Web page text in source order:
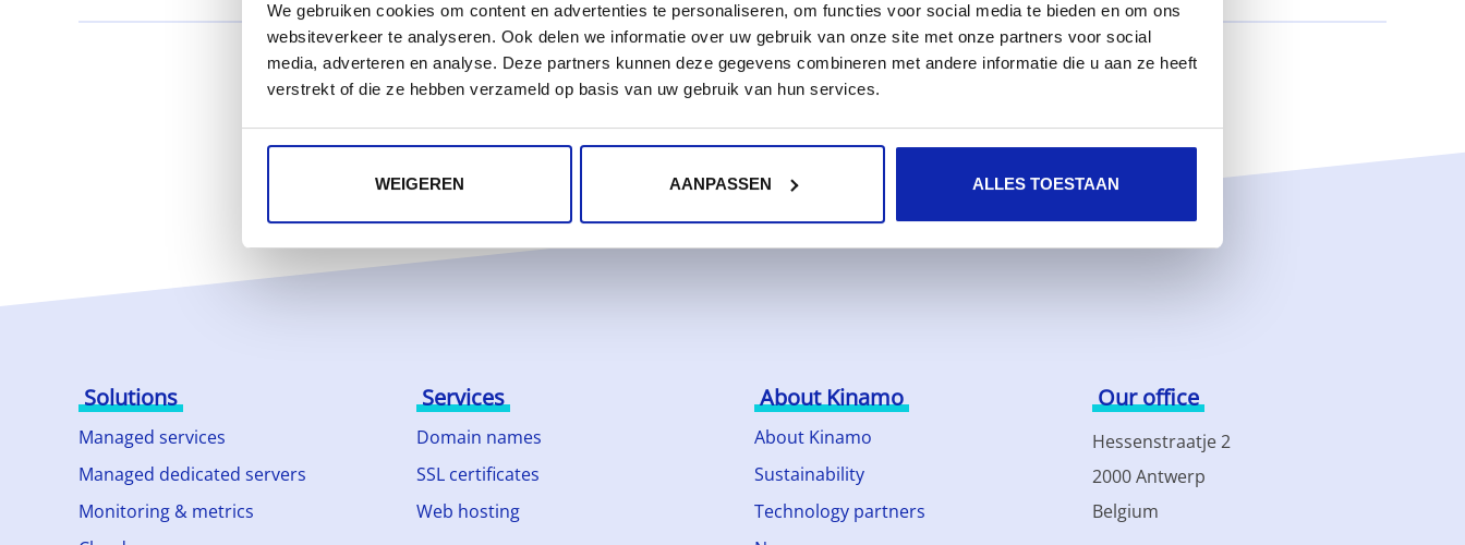
We gebruiken cookies om content en advertenties te personaliseren, om functies voor social media te bieden en om ons
websiteverkeer te analyseren. Ook delen we informatie over uw gebruik van onze site met onze partners voor social
media, adverteren en analyse. Deze partners kunnen deze gegevens combineren met andere informatie die u aan ze heeft
verstrekt of die ze hebben verzameld op basis van uw gebruik van hun services.
WEIGEREN AANPASSEN ALLES TOESTAAN
Solutions
Managed services
Managed dedicated servers
Monitoring & metrics
Services
Domain names
SSL certificates
Web hosting
About Kinamo
About Kinamo
Sustainability
Technology partners
Our office
Hessenstraatje 2
2000 Antwerp
Belgium